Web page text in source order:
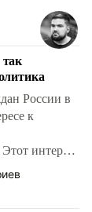
России в
к
интерес
Он